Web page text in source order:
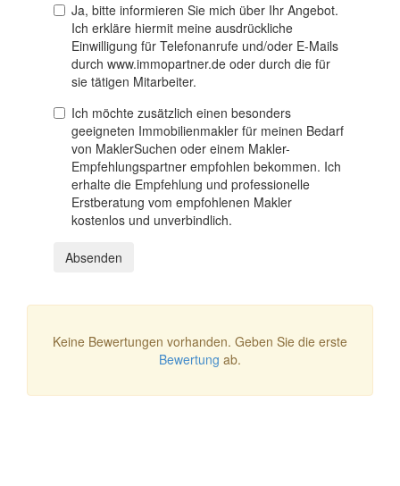
Ja, bitte informieren Sie mich über Ihr Angebot.
Ich erkläre hiermit meine ausdrückliche
Einwilligung für Telefonanrufe und/oder E-Mails
durch www.immopartner.de oder durch die für
sie tätigen Mitarbeiter.
Ich möchte zusätzlich einen besonders
geeigneten Immobilienmakler für meinen Bedarf
von MaklerSuchen oder einem Makler-
Empfehlungspartner empfohlen bekommen. Ich
erhalte die Empfehlung und professionelle
Erstberatung vom empfohlenen Makler
kostenlos und unverbindlich.
Absenden
Keine Bewertungen vorhanden. Geben Sie die erste
Bewertung ab.